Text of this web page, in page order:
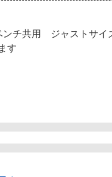
チ共用 ジャストサイ
す